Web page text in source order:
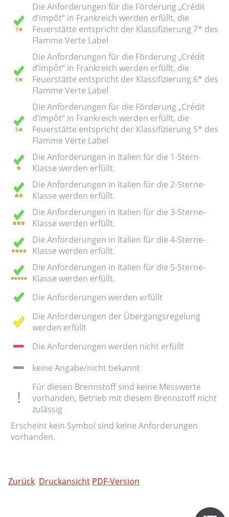
Die Anforderungen für die Förderung „Crédit
d’impôt“ in Frankreich werden erfüllt, die
Feuerstätte entspricht der Klassifizierung 7* des
Flamme Verte Label
Die Anforderungen für die Förderung „Crédit
d’impôt“ in Frankreich werden erfüllt, die
Feuerstätte entspricht der Klassifizierung 6* des
Flamme Verte Label
Die Anforderungen für die Förderung „Crédit
d’impôt“ in Frankreich werden erfüllt, die
Feuerstätte entspricht der Klassifizierung 5* des
Flamme Verte Label
Die Anforderungen in Italien für die 1-Stern-
Klasse werden erfüllt.
Die Anforderungen in Italien für die 2-Sterne-
Klasse werden erfüllt.
Die Anforderungen in Italien für die 3-Sterne-
Klasse werden erfüllt.
Die Anforderungen in Italien für die 4-Sterne-
Klasse werden erfüllt.
Die Anforderungen in Italien für die 5-Sterne-
Klasse werden erfüllt.
Die Anforderungen werden erfüllt
Die Anforderungen der Übergangsregelung
werden erfüllt
Die Anforderungen werden nicht erfüllt
keine Angabe/nicht bekannt
Für diesen Brennstoff sind keine Messwerte
vorhanden, Betrieb mit diesem Brennstoff nicht
zulässig
Erscheint kein Symbol sind keine Anforderungen
vorhanden.
Zurück Druckansicht PDF-Version